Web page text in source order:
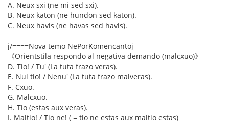
A. Neux sxi (ne mi sed sxi).
B. Neux katon (ne hundon sed katon).
C. Neux havis (ne havas sed havis).
j/====Nova temo NePorKomencantoj
《Orientstila respondo al negativa demando (malcxuo)》
D. Tio! / Tu' (La tuta frazo veras).
E. Nul tio! / Nenu' (La tuta frazo malveras).
F. Cxuo.
G. Malcxuo.
H. Tio (estas aux veras).
I. Maltio! / Tio ne! ( = tio ne estas aux maltio estas)